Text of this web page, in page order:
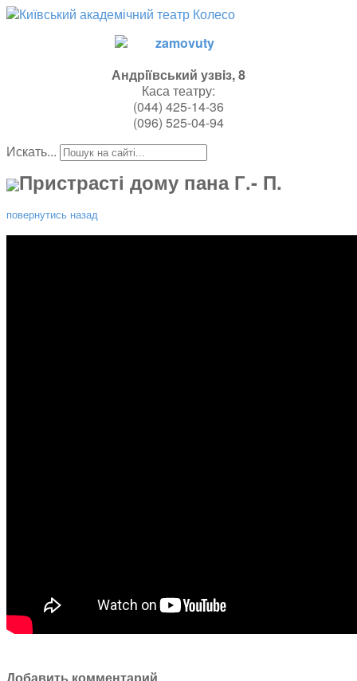
Андрiївський узвiз, 8
Каса театру:
(044) 425-14-36
(096) 525-04-94
Искать...
Пристрасті дому пана Г.- П.
повернутись назад